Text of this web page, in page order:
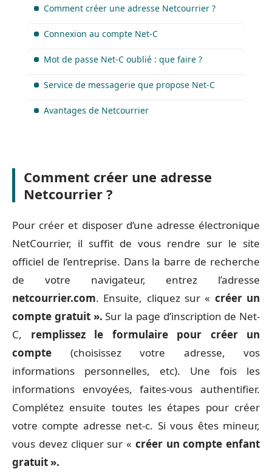
Comment créer une adresse Netcourrier ?
Connexion au compte Net-C
Mot de passe Net-C oublié : que faire ?
Service de messagerie que propose Net-C
Avantages de Netcourrier
Comment créer une adresse
Netcourrier ?
Pour créer et disposer d’une adresse électronique
NetCourrier, il suffit de vous rendre sur le site
officiel de l’entreprise. Dans la barre de recherche
de votre navigateur, entrez l’adresse
netcourrier.com. Ensuite, cliquez sur « créer un
compte gratuit ». Sur la page d’inscription de Net-
C, remplissez le formulaire pour créer un
compte (choisissez votre adresse, vos
informations personnelles, etc). Une fois les
informations envoyées, faites-vous authentifier.
Complétez ensuite toutes les étapes pour créer
votre compte adresse net-c. Si vous êtes mineur,
vous devez cliquer sur « créer un compte enfant
gratuit ».